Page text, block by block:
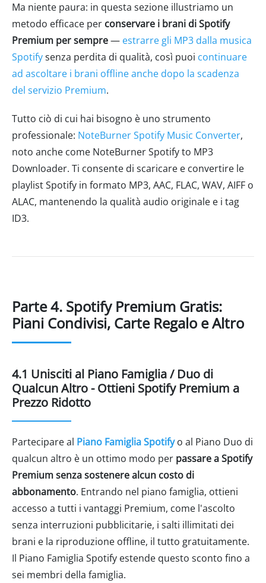
Ma niente paura: in questa sezione illustriamo un
metodo efficace per conservare i brani di Spotify
Premium per sempre— estrarre gli MP3 dalla musica
Spotifysenza perdita di qualità, così puoi continuare
ad ascoltare i brani offline anche dopo la scadenza
del servizio Premium.
Tutto ciò di cui hai bisogno è uno strumento
professionale: NoteBurner Spotify Music Converter,
noto anche come NoteBurner Spotify to MP3
Downloader. Ti consente di scaricare e convertire le
playlist Spotify in formato MP3, AAC, FLAC, WAV, AIFF o
ALAC, mantenendo la qualità audio originale e i tag
ID3.
Parte 4. Spotify Premium Gratis:
Piani Condivisi, Carte Regalo e Altro
4.1 Unisciti al Piano Famiglia / Duo di
Qualcun Altro - Ottieni Spotify Premium a
Prezzo Ridotto
Partecipare al Piano Famiglia Spotifyo al Piano Duo di
qualcun altro è un ottimo modo per passare a Spotify
Premium senza sostenere alcun costo di
abbonamento. Entrando nel piano famiglia, ottieni
accesso a tutti i vantaggi Premium, come l'ascolto
senza interruzioni pubblicitarie, i salti illimitati dei
brani e la riproduzione offline, il tutto gratuitamente.
Il Piano Famiglia Spotify estende questo sconto fino a
sei membri della famiglia.